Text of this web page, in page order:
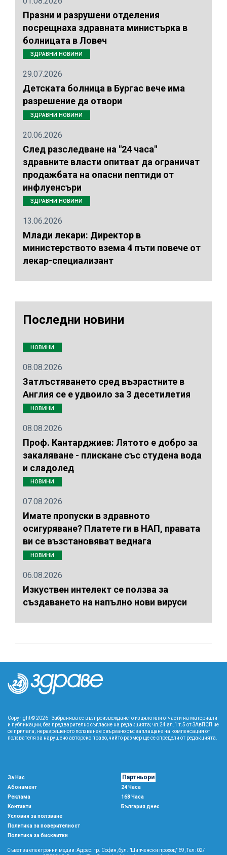
Празни и разрушени отделения
посрещнаха здравната министърка в
болницата в Ловеч
ЗДРАВНИ НОВИНИ
29.07.2026
Детската болница в Бургас вече има
разрешение да отвори
ЗДРАВНИ НОВИНИ
20.06.2026
След разследване на "24 часа"
здравните власти опитват да ограничат
продажбата на опасни пептиди от
инфлуенсъри
ЗДРАВНИ НОВИНИ
13.06.2026
Млади лекари: Директор в
министерството взема 4 пъти повече от
лекар-специализант
Последни новини
НОВИНИ
08.08.2026
Затлъстяването сред възрастните в
Англия се е удвоило за 3 десетилетия
НОВИНИ
08.08.2026
Проф. Кантарджиев: Лятото е добро за
закаляване - плискане със студена вода
и сладолед
НОВИНИ
07.08.2026
Имате пропуски в здравното
осигуряване? Платете ги в НАП, правата
ви се възстановяват веднага
НОВИНИ
06.08.2026
Изкуствен интелект се ползва за
създаването на напълно нови вируси
Copyright © 2026 - Забранява се възпроизвеждането изцяло или отчасти на материали
и публикации, без предварително съгласие на редакцията; чл.24 ал.1 т.5 от ЗАвПСП не
се прилага; неразрешеното ползване е свързано със заплащане на компенсация от
ползвателя за нарушено авторско право, чийто размер ще се определи от редакцията.
За Нас
Абонамент
Реклама
Контакти
Условия за ползване
Политика за поверителност
Политика за бисквитки
Партньори
24 Часа
168 Часа
България днес
Съвет за електронни медии: Адрес: гр. София, бул. "Шипченски проход" 69, Тел: 02/